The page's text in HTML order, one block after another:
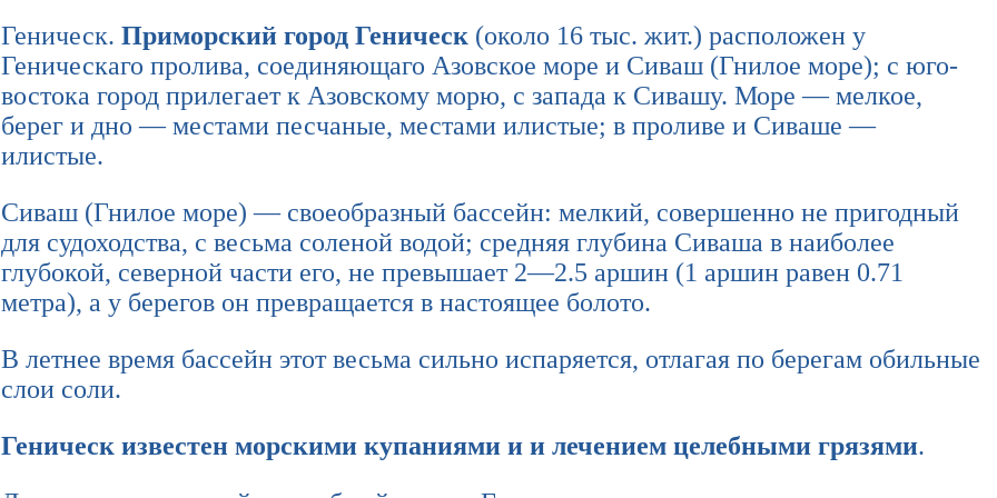
Геническ. Приморский город Геническ (около 16 тыс. жит.) расположен у
Геническаго пролива, соединяющаго Азовское море и Сиваш (Гнилое море); с юго-
востока город прилегает к Азовскому морю, с запада к Сивашу. Море — мелкое,
берег и дно — местами песчаные, местами илистые; в проливе и Сиваше —
илистые.
Сиваш (Гнилое море) — своеобразный бассейн: мелкий, совершенно не пригодный
для судоходства, с весьма соленой водой; средняя глубина Сиваша в наиболее
глубокой, северной части его, не превышает 2—2.5 аршин (1 аршин равен 0.71
метра), а у берегов он превращается в настоящее болото.
В летнее время бассейн этот весьма сильно испаряется, отлагая по берегам обильные
слои соли.
Геническ известен морскими купаниями и и лечением целебными грязями.